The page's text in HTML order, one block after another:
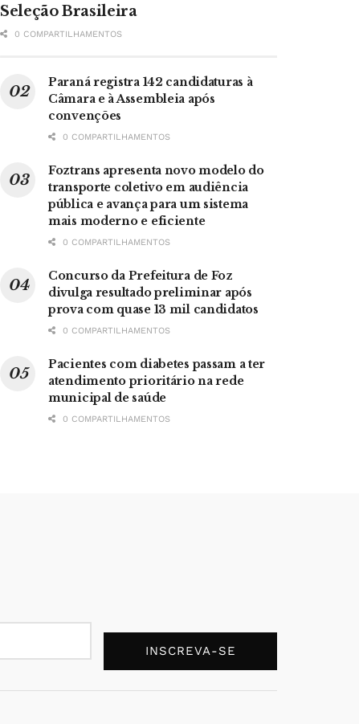
Seleção Brasileira
0 COMPARTILHAMENTOS
Paraná registra 142 candidaturas à
Câmara e à Assembleia após
convenções
0 COMPARTILHAMENTOS
Foztrans apresenta novo modelo do
transporte coletivo em audiência
pública e avança para um sistema
mais moderno e eficiente
0 COMPARTILHAMENTOS
Concurso da Prefeitura de Foz
divulga resultado preliminar após
prova com quase 13 mil candidatos
0 COMPARTILHAMENTOS
Pacientes com diabetes passam a ter
atendimento prioritário na rede
municipal de saúde
0 COMPARTILHAMENTOS
INSCREVA-SE